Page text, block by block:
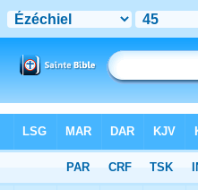
> Ézéchiel 45